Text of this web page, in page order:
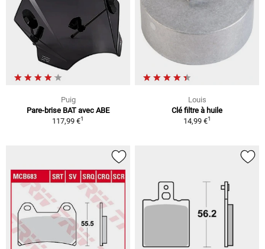
Puig
Pare-brise BAT avec ABE
117,99 €1
Louis
Clé filtre à huile
14,99 €1